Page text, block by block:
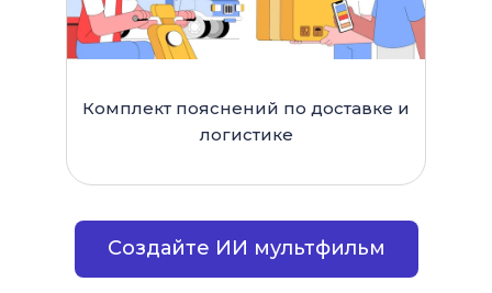
Комплект пояснений по доставке и
логистике
Создайте ИИ мультфильм